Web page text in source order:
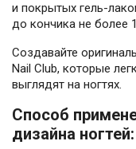
и покрытых гель-
до кончика не более
Создавайте
Nail Club, которые
выглядят на ногтях.
Способ
дизайна ногтей: